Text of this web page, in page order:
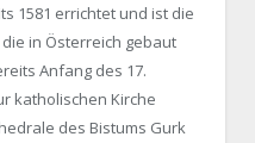
1581 errichtet und ist die
in Österreich gebaut
Anfang des 17.
katholischen Kirche
des Bistums Gurk